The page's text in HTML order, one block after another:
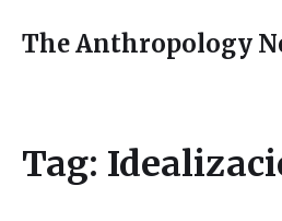
The Anthropology
Tag: